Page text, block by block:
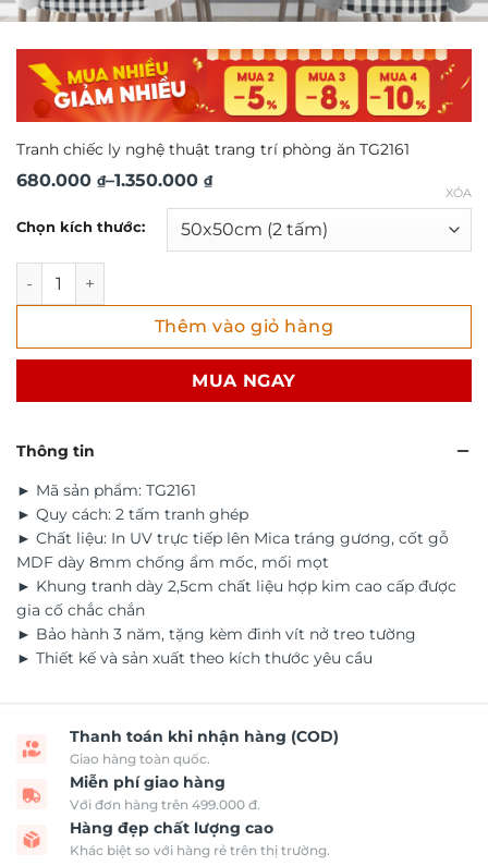
Tranh chiếc ly nghệ thuật trang trí phòng ăn TG2161
680.000 ₫–1.350.000 ₫
Khoảng
680.000 ₫
đến
1.350.000 ₫
Chọn kích thước:
XÓA
Tranh chiếc ly nghệ thuật trang trí phòng ăn TG2161 số
Thêm vào giỏ hàng
MUA NGAY
Thông tin
► Mã sản phẩm: TG2161
► Quy cách: 2 tấm tranh ghép
► Chất liệu: In UV trực tiếp lên Mica tráng gương, cốt gỗ
MDF dày 8mm chống ẩm mốc, mối mọt
► Khung tranh dày 2,5cm chất liệu hợp kim cao cấp được
gia cố chắc chắn
► Bảo hành 3 năm, tặng kèm đinh vít nở treo tường
► Thiết kế và sản xuất theo kích thước yêu cầu
Thanh toán khi nhận hàng (COD)
Giao hàng toàn quốc.
Miễn phí giao hàng
Với đơn hàng trên 499.000 đ.
Hàng đẹp chất lượng cao
Khác biệt so với hàng rẻ trên thị trường.